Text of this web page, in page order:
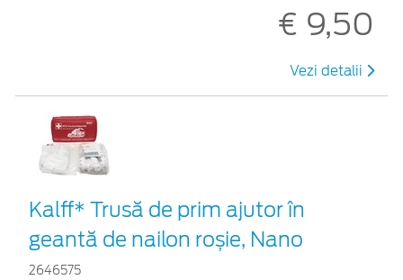
€ 9,50
Vezi detalii
Kalff* Trusă de prim ajutor în
geantă de nailon roșie, Nano
2646575